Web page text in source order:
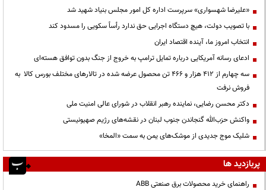
«علیرضا شهسواری» سرپرست اداره کل امور مجلس بنیاد شهید شد
با تصویب دولت، هیچ دستگاه اجرایی حق ندارد رأساً سکویی را مسدود کند
انتخاب امروز ما، آینده اقتصاد ایران
ادعای رسانه آمریکایی درباره تمایل ترامپ به خروج از جنگ بدون توافق هسته‌ای
سه چهارم از ۴۱۲ هزار و ۴۶۶ تن محصول عرضه شده در تالارهای مختلف بورس کالا به
فروش نرفت
دکتر محسن رضایی، نماینده رهبر انقلاب در شورای عالی امنیت ملی
واکنش حزب‌الله گنجاندن جنوب لبنان در نقشه‌های رژیم صهیونیستی
شلیک موج جدیدی از موشک‌های یمن به سمت «المخا»
پربازدید ها
راهنمای خرید محصولات برق صنعتی ABB